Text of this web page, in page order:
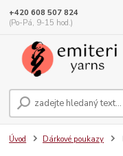
+420 608 507 824
(Po-Pá, 9-15 hod.)
Úvod Dárkové poukazy